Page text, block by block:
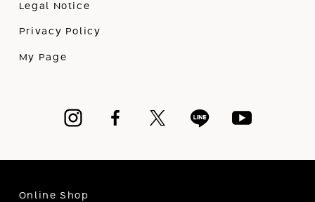
Legal Notice
Privacy Policy
My Page
Online Shop